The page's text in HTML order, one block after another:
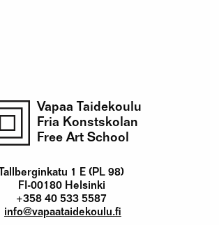
Vapaa Taidekoulu
Fria Konstskolan
Free Art School
Tallberginkatu 1 E (PL 98)
FI-00180 Helsinki
+358 40 533 5587
info@vapaataidekoulu.fi